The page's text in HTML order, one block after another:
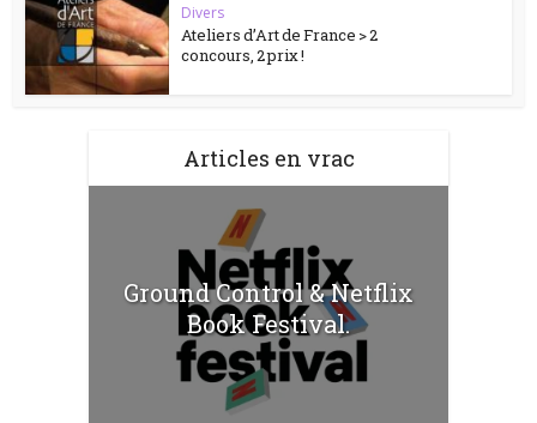
Divers
Ateliers d’Art de France > 2
concours, 2 prix !
Articles en vrac
Ground Control & Netflix
Book Festival.